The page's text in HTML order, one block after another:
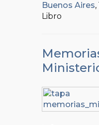
Buenos Aires
Libro